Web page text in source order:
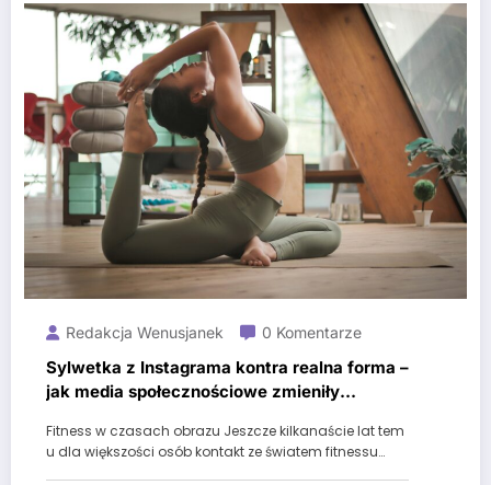
Redakcja Wenusjanek 0 Komentarze
Sylwetka z Instagrama kontra realna forma –
jak media społecznościowe zmieniły
Fitness w czasach obrazu Jeszcze kilkanaście lat tem
u dla większości osób kontakt ze światem fitnessu…